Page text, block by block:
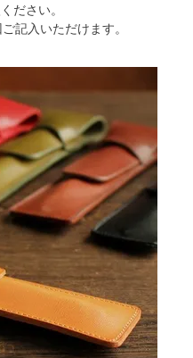
ださい。
記入いただけます。